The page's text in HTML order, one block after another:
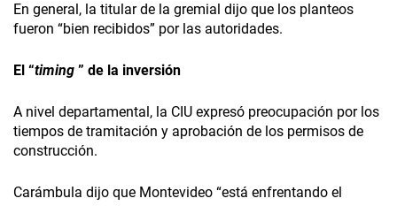
En general, la titular de la gremial dijo que los planteos
fueron “bien recibidos” por las autoridades.
El “timing ” de la inversión
A nivel departamental, la CIU expresó preocupación por los
tiempos de tramitación y aprobación de los permisos de
construcción.
Carámbula dijo que Montevideo “está enfrentando el